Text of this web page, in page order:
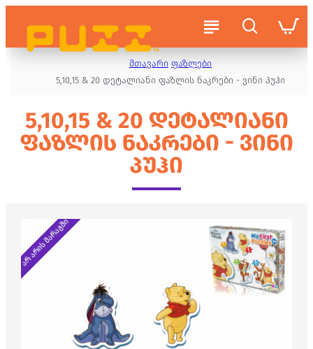
მთავარი ფაზლები
5,10,15 & 20 დეტალიანი ფაზლის ნაკრები - ვინი პუჰი
5,10,15 & 20 ᲓᲔᲢᲐᲚᲘᲐᲜᲘ
ᲤᲐᲖᲚᲘᲡ ᲜᲐᲙᲠᲔᲑᲘ - ᲕᲘᲜᲘ
ᲞᲣᲰᲘ
არ არის მარაგში